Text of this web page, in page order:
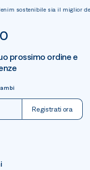
sostenibile sia il miglior denim
prossimo ordine e
Registrati ora